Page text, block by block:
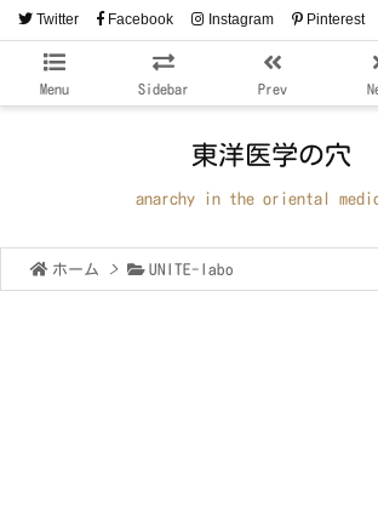
Menu Sidebar Prev
Twitter Facebook Instagram Pinterest
RSS
東洋医学の穴
anarchy in the oriental
ホーム > UNITE-labo